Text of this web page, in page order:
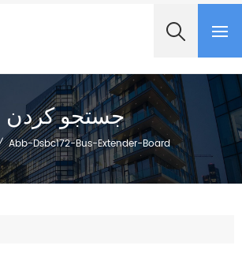
جستجو کردن
Abb-Dsbc172-Bus-Extender-Board